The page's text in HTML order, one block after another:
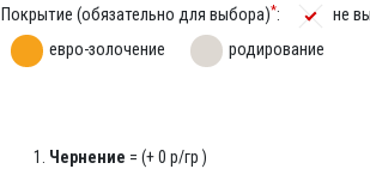
Покрытие (обязательно для выбора)*: не
евро-золочение
родирование
Чернение = (+ 0 р/гр )